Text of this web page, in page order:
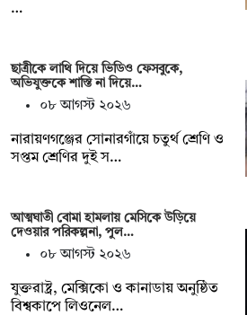
…
ছাত্রীকে লাথি দিয়ে ভিডিও ফেসবুকে,
অভিযুক্তকে শাস্তি না দিয়ে…
০৮ আগস্ট ২০২৬
নারায়ণগঞ্জের সোনারগাঁয়ে চতুর্থ শ্রেণি ও
সপ্তম শ্রেণির দুই স…
আত্মঘাতী বোমা হামলায় মেসিকে উড়িয়ে
দেওয়ার পরিকল্পনা, পুল…
০৮ আগস্ট ২০২৬
যুক্তরাষ্ট্র, মেক্সিকো ও কানাডায় অনুষ্ঠিত
বিশ্বকাপে লিওনেল…